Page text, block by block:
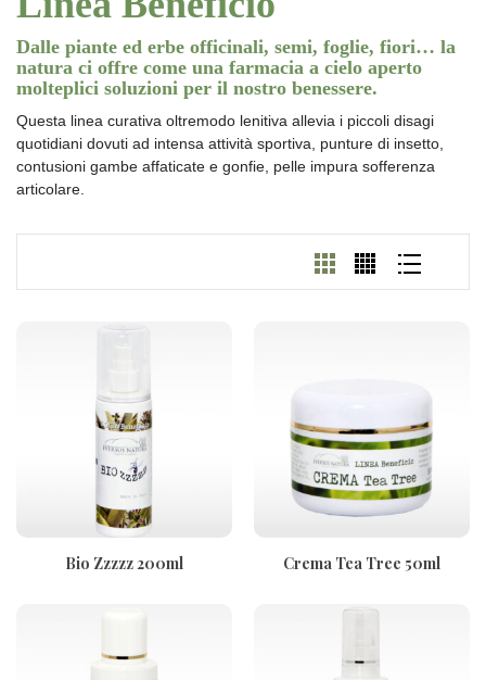
Dalle piante ed erbe officinali, semi, foglie, fiori… la
natura ci offre come una farmacia a cielo aperto
molteplici soluzioni per il nostro benessere.
Questa linea curativa oltremodo lenitiva allevia i piccoli disagi
quotidiani dovuti ad intensa attività sportiva, punture di insetto,
contusioni gambe affaticate e gonfie, pelle impura sofferenza
articolare.
Bio Zzzzz 200ml Crema Tea Tree 50ml